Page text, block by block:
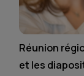
Réunion
et les